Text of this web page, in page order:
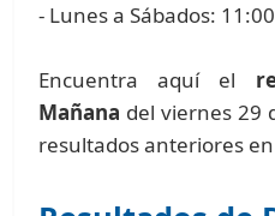
- Lunes a Sábados:
Encuentra aquí el
Mañana del viernes 29
resultados anteriores en